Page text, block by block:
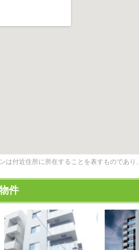
は付近住所に所在することを表すものであり
件